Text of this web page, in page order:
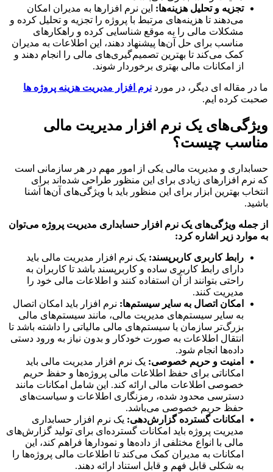
تجزیه و تحلیل هزینه‌ها :این نرم افزارها به مدیران امکان
می‌دهند تا هزینه‌های مرتبط با پروژه را تجزیه و تحلیل کرده و
مشکلات مالی را به موقع شناسایی کرده و راهکارهای
مناسب برای حل آن‌ها پیشنهاد دهند، این اطلاعات به مدیران
کمک می‌کند تا بهترین تصمیم‌گیری‌های مالی را انجام دهند و
از امکانات مالی بهتری برخوردار شوند.
مقاله ای دیگر، در موردنرم افزار مدیریت هزینه پروژه ها
کرده ایم.
یک نرم افزار مدیریت مالی
چیست؟
و مدیریت مالی یکی از امور مهم در هر سازمانی است
افزارهای زیادی برای این منظور طراحی شده‌اند برای
بهترین ابزار برای این منظور باید با ویژگی‌های آن‌ها آشنا
ویژگی‌های یک نرم افزار حسابداری مدیریت پروژه می‌توان
زیر اشاره کرد:
رابط کاربری کاربرپسند :یک نرم افزار مدیریت مالی باید
دارای رابط کاربری ساده و کاربرپسند باشد تا کاربران به
راحتی بتوانند از آن استفاده کنند و اطلاعات مالی خود را
مدیریت کنند.
امکان اتصال به سایر سیستم‌ها:نرم افزار باید امکان اتصال
به سایر سیستم‌های مدیریت مالی، مانند سیستم‌های مالی
بزرگ‌تر سازمان یا سیستم‌های مالی مالیاتی را داشته باشد تا
انتقال اطلاعات به صورت خودکار و بدون نیاز به ورود دستی
داده‌ها انجام شود.
امنیت و حریم خصوصی:یک نرم افزار مدیریت مالی باید
امکاناتی برای حفظ اطلاعات مالی پروژه‌ها و حفظ حریم
خصوصی اطلاعات مالی ارائه کند. این شامل امکانات مانند
دسترسی محدود شده، رمزنگاری اطلاعات و سیاست‌های
حفظ حریم خصوصی می‌باشد.
امکانات گسترده گزارش‌دهی :یک نرم افزار حسابداری
مدیریت پروژه باید امکانات گسترده‌ای برای تولید گزارش‌های
مالی با انواع مختلفی از داده‌ها و نمودارها فراهم کند، این
امکانات به مدیران کمک می‌کند تا اطلاعات مالی پروژه‌ها را
به شکلی قابل فهم و قابل استناد ارائه دهند.